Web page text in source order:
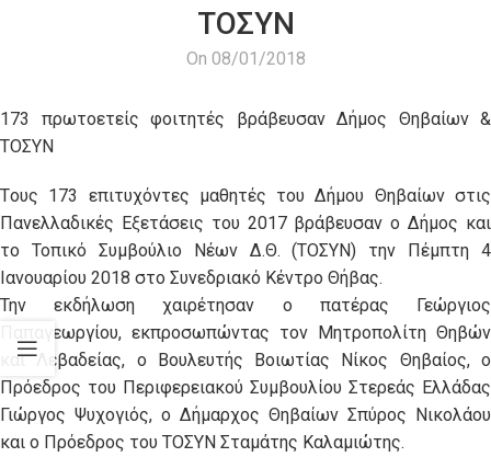
ΤΟΣΥΝ
On 08/01/2018
173 πρωτοετείς φοιτητές βράβευσαν Δήμος Θηβαίων &
ΤΟΣΥΝ
Tους 173 επιτυχόντες μαθητές του Δήμου Θηβαίων στις
Πανελλαδικές Εξετάσεις του 2017 βράβευσαν ο Δήμος και
το Τοπικό Συμβούλιο Νέων Δ.Θ. (ΤΟΣΥΝ) την Πέμπτη 4
Ιανουαρίου 2018 στο Συνεδριακό Κέντρο Θήβας.
Την εκδήλωση χαιρέτησαν ο πατέρας Γεώργιος
Παπαγεωργίου, εκπροσωπώντας τον Μητροπολίτη Θηβών
και Λεβαδείας, ο Βουλευτής Βοιωτίας Νίκος Θηβαίος, ο
Πρόεδρος του Περιφερειακού Συμβουλίου Στερεάς Ελλάδας
Γιώργος Ψυχογιός, ο Δήμαρχος Θηβαίων Σπύρος Νικολάου
και ο Πρόεδρος του ΤΟΣΥΝ Σταμάτης Καλαμιώτης.